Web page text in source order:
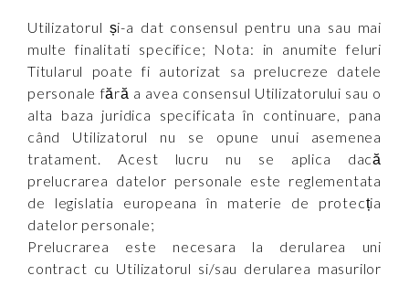
Utilizatorul și-a dat consensul pentru una sau mai
multe finalitati specifice; Nota: in anumite feluri
Titularul poate fi autorizat sa prelucreze datele
personale fără a avea consensul Utilizatorului sau o
alta baza juridica specificata în continuare, pana
când Utilizatorul nu se opune unui asemenea
tratament. Acest lucru nu se aplica dacă
prelucrarea datelor personale este reglementata
de legislatia europeana în materie de protecția
datelor personale;
Prelucrarea este necesara la derularea uni
contract cu Utilizatorul si/sau derularea masurilor